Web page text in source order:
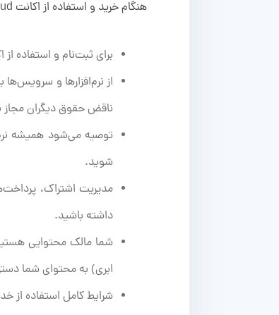
هنگام خرید و استفاده از اکانت Adobe Creative Cloud، توجه به نکات و قوانین زیر ضروری است:
برای ثبت‌نام و استفاده از اکانت
از نرم‌افزارها و
ناقض حقوق دیگران
توصیه می‌شود همیشه
شوید.
مدیریت اشتراک،
داشته باشید.
شما مالک محتوایی
ابری) به محتوای شما
شرایط کامل استفاده از